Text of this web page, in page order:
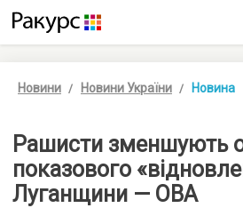
Новини Новини України Новина
Рашисти зменшують
показового
Луганщини — ОВА